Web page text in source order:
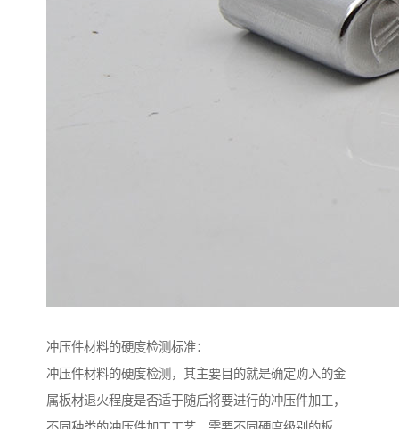
冲压件材料的硬度检测标准：
冲压件材料的硬度检测，其主要目的就是确定购入的金
属板材退火程度是否适于随后将要进行的冲压件加工，